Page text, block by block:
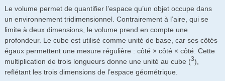
Le volume permet de quantifier l’espace qu’un objet occupe dans
un environnement tridimensionnel. Contrairement à l’aire, qui se
limite à deux dimensions, le volume prend en compte une
profondeur. Le cube est utilisé comme unité de base, car ses côtés
égaux permettent une mesure régulière : côté × côté × côté. Cette
multiplication de trois longueurs donne une unité au cube (3),
reflétant les trois dimensions de l’espace géométrique.